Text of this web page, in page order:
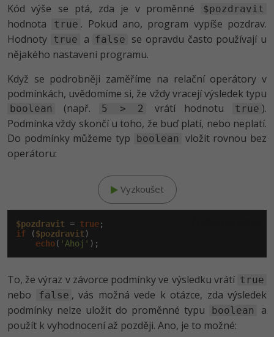
Digitální gramotnost
Marketing -30%
SEO -30%
UX
Kryptoměny -25%
Copywriting -30%
MS Office
Time management
Windows
Photoshop -80%
Adobe Illustrator -80%
Adobe XD -15%
Adobe InDesign -25%
-80%
Fotografování
Video
Ostatní
Fórum
Blog
Kariéra
Pro firmy
Kód výše se ptá, zda je v proměnné $pozdravit
hodnota true . Pokud ano, program vypíše pozdrav.
Hodnoty true a false
se opravdu často používají u
nějakého nastavení programu.
Když se podrobněji zaměříme na relační operátory v
podmínkách, uvědomíme si, že vždy vracejí výsledek typu
boolean (např. 5 > 2 vrátí hodnotu true ).
Podmínka vždy skončí u toho, že buď platí, nebo neplatí.
Do podmínky můžeme typ
boolean
vložit rovnou bez
operátoru:
Vyzkoušet
$pozdravit = true
if ($pozdravit)
echo( 'Ahoj'
To, že výraz v závorce podmínky ve výsledku vrátí true
nebo false , vás možná vede k otázce, zda výsledek
podmínky nelze uložit do proměnné typu
boolean
a
použít k vyhodnocení až později. Ano, je to možné: